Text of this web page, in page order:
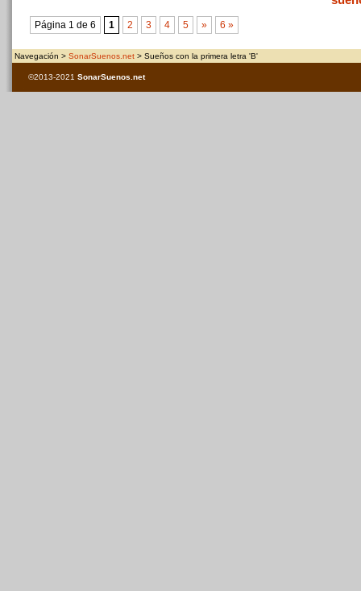
Página 1 de 6 1 2 3 4 5 » 6 »
Navegación > SonarSuenos.net > Sueños con la primera letra 'B'
©2013-2021 SonarSuenos .net